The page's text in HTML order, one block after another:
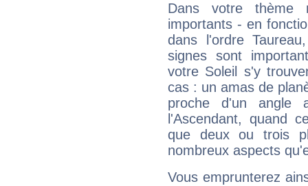
Dans votre thème
importants - en
dans l'ordre
signes sont
votre Soleil s'y
cas : un amas de
proche d'un
l'Ascendant, quand
que deux ou trois
nombreux aspects
Vous emprunterez